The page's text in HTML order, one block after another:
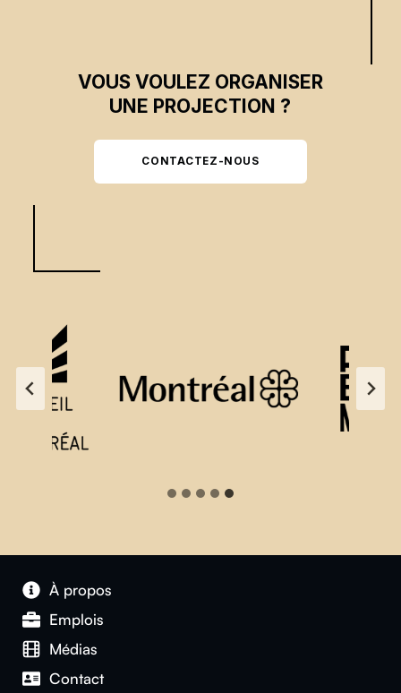
VOUS VOULEZ ORGANISER
UNE PROJECTION ?
CONTACTEZ-NOUS
À propos
Emplois
Médias
Contact